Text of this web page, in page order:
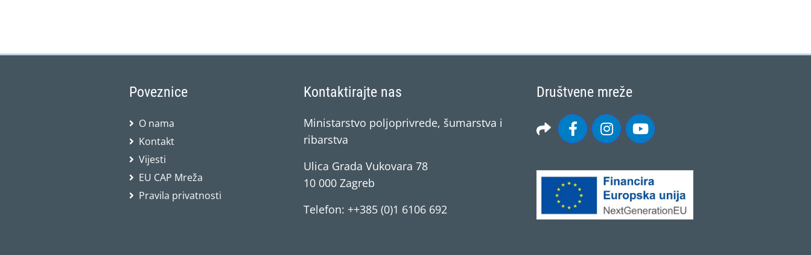
Poveznice
O nama
Kontakt
Vijesti
EU CAP Mreža
Pravila privatnosti
Kontaktirajte nas
Ministarstvo poljoprivrede, šumarstva i
ribarstva
Ulica Grada Vukovara 78
10 000 Zagreb
Telefon: ++385 (0)1 6106 692
Društvene mreže